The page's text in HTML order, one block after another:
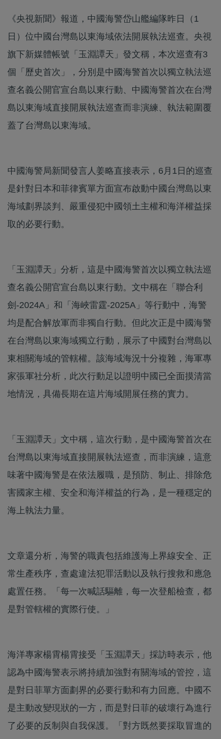
《央視新聞》報道，中國海警岱山艦編隊昨日（1
日）位中國台灣島以東海域依法開展執法巡查。央視
旗下新媒體帳號「玉淵譚天」發文稱，本次巡查有3
個「歷史首次」，分別是中國海警首次以獨立執法巡
查名義公開官宣台島以東行動、中國海警首次在台灣
島以東海域直接開展執法巡查而非演練、執法範圍覆
蓋了台灣島以東海域。
中國海警局新聞發言人姜略直接表示，6月1日的巡查
是針對日本和菲律賓單方面宣布啟動中國台灣島以東
海域劃界談判、嚴重侵犯中國領土主權和海洋權益採
取的必要行動。
「玉淵譚天」分析，這是中國海警首次以獨立執法巡
查名義公開官宣台島以東行動。文中稱在「聯合利
劍-2024A」和「海峽雷霆-2025A」等行動中，海警
均是配合解放軍而非獨自行動。但此次正是中國海警
在台灣島以東海域獨立行動，展示了中國對台灣島以
東相關海域的管轄權。該海域海況十分複雜，海軍專
家張軍社分析，此次行動足以證明中國已全面摸清當
地情況，具備長期在這片海域開展任務的實力。
「玉淵譚天」文中稱，這次行動，是中國海警首次在
台灣島以東海域直接開展執法巡查，而非演練，這意
味著中國海警是在依法履職，是預防、制止、排除危
害國家主權、安全和海洋權益的行為，是一種穩定的
海上執法力量。
文章還分析，海警的職責包括維護海上界線安全、正
常生產秩序，查處違法犯罪活動以及執行搜救和應急
處置任務。「每一次喊話驅離，每一次登船檢查，都
是對管轄權的實際行使。」
海洋專家楊霄楊霄接受「玉淵譚天」採訪時表示，他
認為中國海警表示將持續加強對有關海域的管控，這
是對日菲單方面劃界的必要行動和有力回應。中國不
是主動改變現狀的一方，而是對日菲的破壞行為進行
了必要的反制與自我保護。「對方既然要採取冒進的